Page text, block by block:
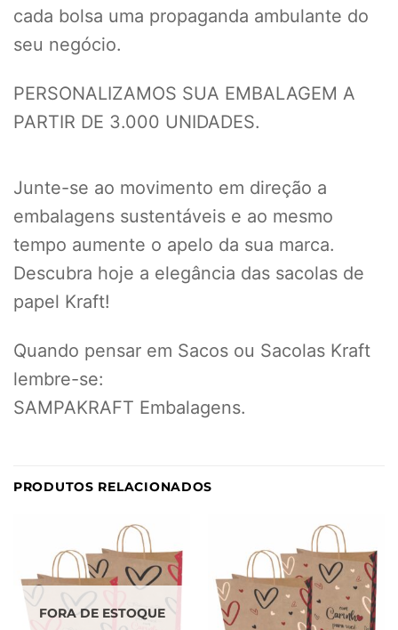
cada bolsa uma propaganda ambulante do
seu negócio.
PERSONALIZAMOS SUA EMBALAGEM A
PARTIR DE 3.000 UNIDADES.
Junte-se ao movimento em direção a
embalagens sustentáveis e ao mesmo
tempo aumente o apelo da sua marca.
Descubra hoje a elegância das sacolas de
papel Kraft!
Quando pensar em Sacos ou Sacolas Kraft
lembre-se:
SAMPAKRAFT Embalagens.
PRODUTOS RELACIONADOS
FORA DE ESTOQUE